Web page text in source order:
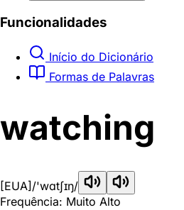
Funcionalidades
Início do Dicionário
Formas de Palavras
watching
[EUA] /'wɑtʃɪŋ/
Frequência: Muito Alto